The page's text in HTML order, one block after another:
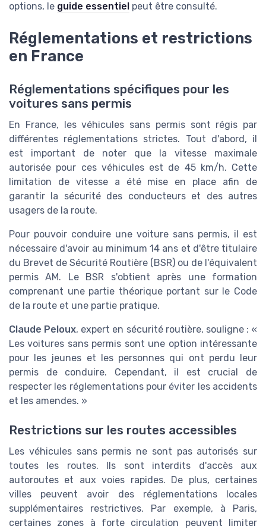
options, le guide essentiel peut être consulté.
Réglementations et restrictions
en France
Réglementations spécifiques pour les
voitures sans permis
En France, les véhicules sans permis sont régis par
différentes réglementations strictes. Tout d'abord, il
est important de noter que la vitesse maximale
autorisée pour ces véhicules est de 45 km/h. Cette
limitation de vitesse a été mise en place afin de
garantir la sécurité des conducteurs et des autres
usagers de la route.
Pour pouvoir conduire une voiture sans permis, il est
nécessaire d'avoir au minimum 14 ans et d'être titulaire
du Brevet de Sécurité Routière (BSR) ou de l'équivalent
permis AM. Le BSR s'obtient après une formation
comprenant une partie théorique portant sur le Code
de la route et une partie pratique.
Claude Peloux, expert en sécurité routière, souligne : «
Les voitures sans permis sont une option intéressante
pour les jeunes et les personnes qui ont perdu leur
permis de conduire. Cependant, il est crucial de
respecter les réglementations pour éviter les accidents
et les amendes. »
Restrictions sur les routes accessibles
Les véhicules sans permis ne sont pas autorisés sur
toutes les routes. Ils sont interdits d'accès aux
autoroutes et aux voies rapides. De plus, certaines
villes peuvent avoir des réglementations locales
supplémentaires restrictives. Par exemple, à Paris,
certaines zones à forte circulation peuvent limiter